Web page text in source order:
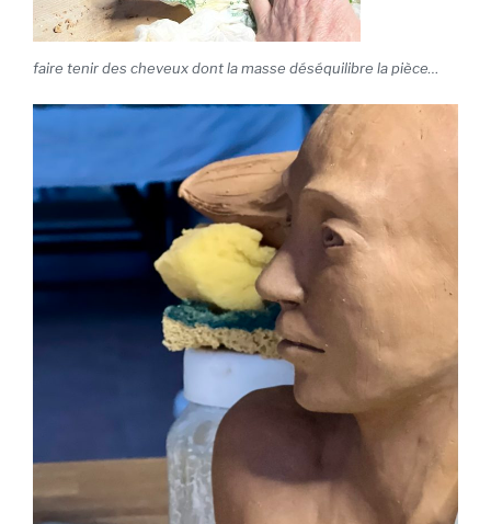
faire tenir des cheveux dont la masse déséquilibre la pièce…